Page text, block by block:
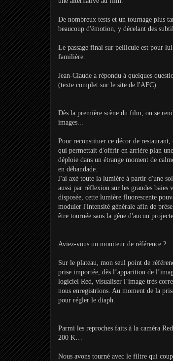
De nombreux tests et un tournage plus
beaucoup d'émotion, y décelant des
Le passage final sur pellicule est pour
familière.
Jean-Claude a répondu à quelques
(texte complet sur le site de l'AFC)
Dès la première scène du film, on se
images...
Pour reconstituer ce décor de
qui permettait d'offrir en arrière plan
déploie dans un étrange moment de
en débandade.
J'ai axé toute la lumière à partir d'une
aussi par réflexion sur les grandes baies
disposée, cette lumière fluorescente
moduler l'intensité générale afin de
être tournée sans la gêne d'aucun
Aviez-vous un moniteur de référence ?
Sur le plateau, mon seul point de
prise importée, dès l’apparition de
logiciel Red, visualiser l’image très
nous enregistrions. Au moment de la
pour régler le diaph.
Parmi les reproches faits à la caméra
200 K…
Nous avons tourné avec le filtre qui